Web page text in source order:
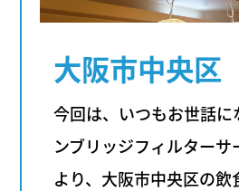
大阪市中央
今回は、いつもお世話に
ンブリッジフィルター
より、大阪市中央区の飲